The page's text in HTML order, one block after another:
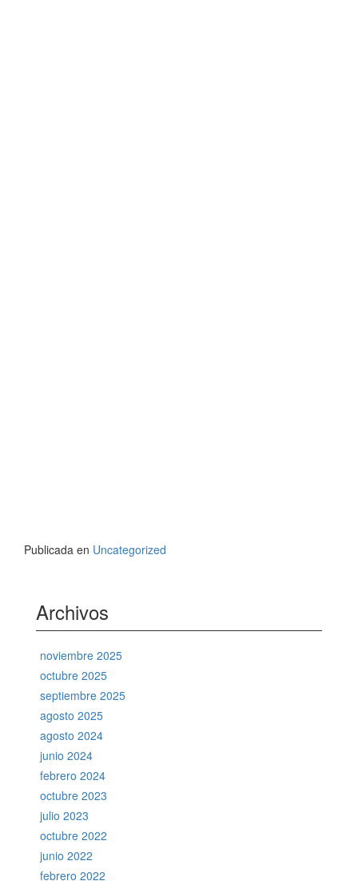
Publicada en Uncategorized
Archivos
noviembre 2025
octubre 2025
septiembre 2025
agosto 2025
agosto 2024
junio 2024
febrero 2024
octubre 2023
julio 2023
octubre 2022
junio 2022
febrero 2022